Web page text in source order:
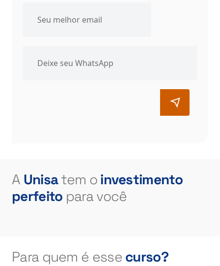
A Unisatem oinvestimento
perfeito para você
Para quem é esse curso?